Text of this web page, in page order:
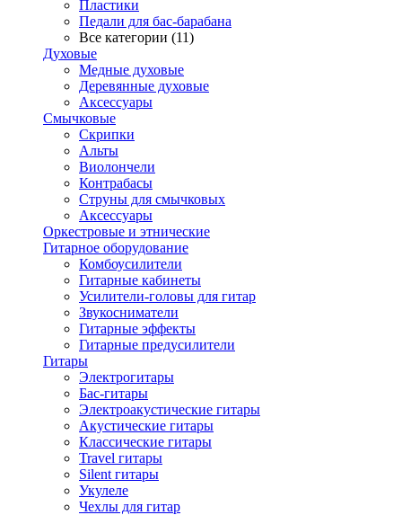
Пластики
Педали для бас-барабана
Все категории (11)
Духовые
Медные духовые
Деревянные духовые
Аксессуары
Смычковые
Скрипки
Альты
Виолончели
Контрабасы
Струны для смычковых
Аксеcсуары
Оркестровые и этнические
Гитарное оборудование
Комбоусилители
Гитарные кабинеты
Усилители-головы для гитар
Звукосниматели
Гитарные эффекты
Гитарные предусилители
Гитары
Электрогитары
Бас-гитары
Электроакустические гитары
Акустические гитары
Классические гитары
Travel гитары
Silent гитары
Укулеле
Чехлы для гитар